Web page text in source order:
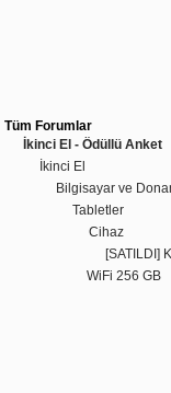
Tüm Forumlar
İkinci El - Ödüllü Anket
İkinci El
Bilgisayar ve
Tabletler
Cihaz
[SATILDI]
WiFi 256 GB